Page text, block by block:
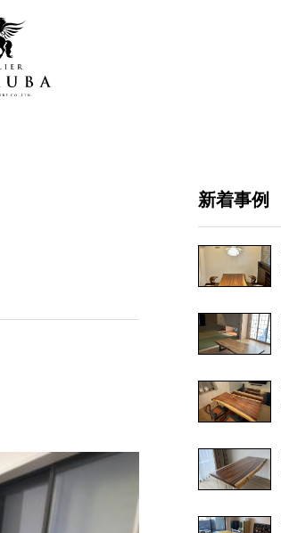
納品事例（店舗・オフィス）
INFORMATION
新着事例